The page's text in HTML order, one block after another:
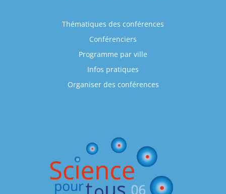
Thématiques des conférences
Conférenciers
Programme par ville
Infos pratiques
Organiser des conférences